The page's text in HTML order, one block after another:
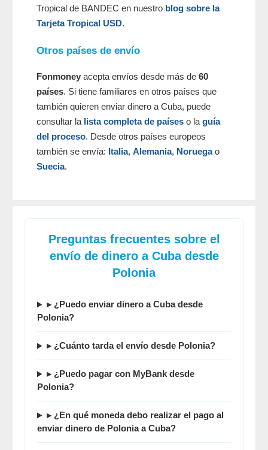
Tropical de BANDEC en nuestro blog sobre la
Tarjeta Tropical USD.
Otros países de envío
Fonmoney acepta envíos desde más de 60
países. Si tiene familiares en otros países que
también quieren enviar dinero a Cuba, puede
consultar la lista completa de países o la guía
del proceso. Desde otros países europeos
también se envía: Italia, Alemania, Noruegao
Suecia.
Preguntas frecuentes sobre el
envío de dinero a Cuba desde
Polonia
▸ ¿Puedo enviar dinero a Cuba desde
Polonia?
▸ ¿Cuánto tarda el envío desde Polonia?
▸ ¿Puedo pagar con MyBank desde
Polonia?
▸ ¿En qué moneda debo realizar el pago al
enviar dinero de Polonia a Cuba?